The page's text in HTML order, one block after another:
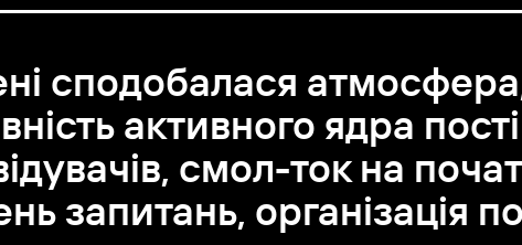
сподобалася
активного ядра
смол-ток на
запитань, організація